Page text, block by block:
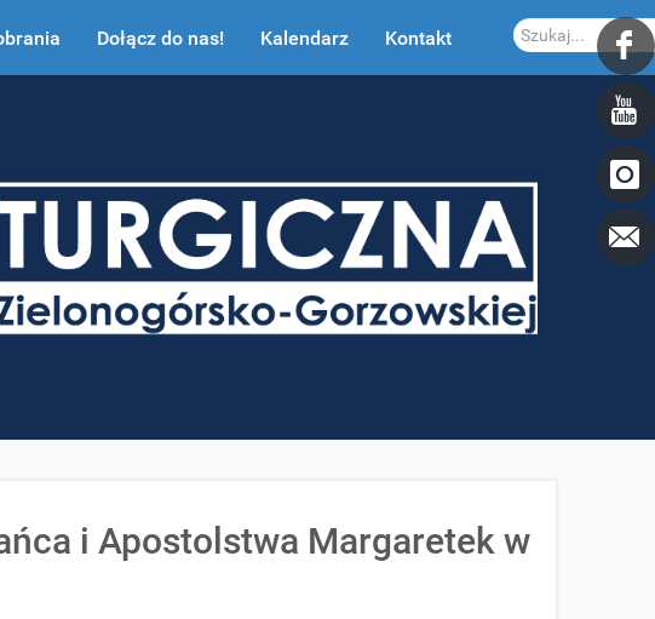
Dołącz do nas! Kalendarz Kontakt Szukaj...
i Apostolstwa Margaretek w